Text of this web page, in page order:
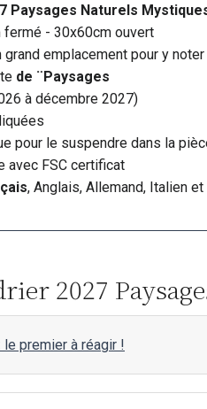
Paysages Naturels
fermé - 30x60cm ouvert
grand emplacement pour y
de ¨Paysages
à décembre 2027)
pour le suspendre dans la
avec FSC certificat
, Anglais, Allemand, Italien et
2027
premier à réagir !